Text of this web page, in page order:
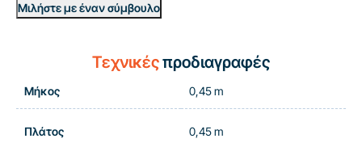
Μιλήστε με έναν σύμβουλο
Τεχνικέςπροδιαγραφές
Μήκος 0,45 m
Πλάτος 0,45 m